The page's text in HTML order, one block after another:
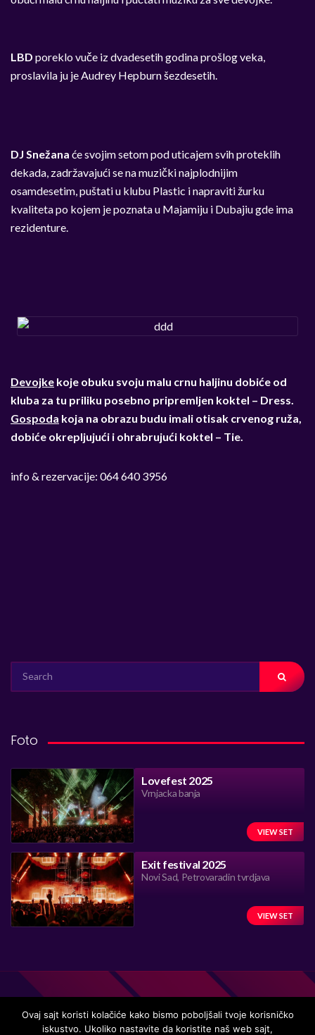
LBD poreklo vuče iz dvadesetih godina prošlog veka,
proslavila ju je Audrey Hepburn šezdesetih.
DJ Snežana će svojim setom pod uticajem svih proteklih
dekada, zadržavajući se na muzički najplodnijim
osamdesetim, puštati u klubu Plastic i napraviti žurku
kvaliteta po kojem je poznata u Majamiju i Dubajiu gde ima
rezidenture.
Devojke koje obuku svoju malu crnu haljinu dobiće od
kluba za tu priliku posebno pripremljen koktel – Dress.
Gospoda koja na obrazu budu imali otisak crvenog ruža,
dobiće okrepljujući i ohrabrujući koktel – Tie.
info & rezervacije: 064 640 3956
FOR:
Foto
Lovefest 2025
Vrnjacka banja
VIEW SET
Exit festival 2025
Novi Sad, Petrovaradin tvrdjava
VIEW SET
Ovaj sajt koristi kolačiće kako bismo poboljšali tvoje korisničko
iskustvo. Ukoliko nastavite da koristite naš web sajt,